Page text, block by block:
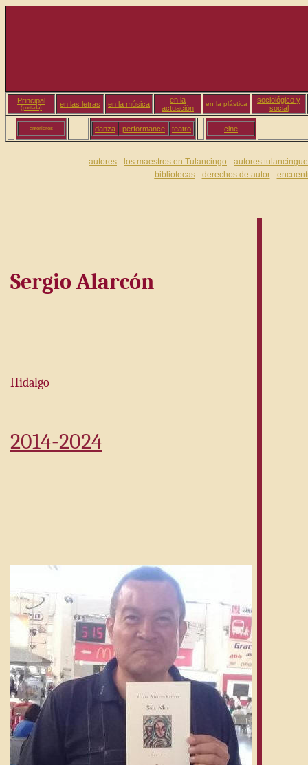
Principal
(portada) en las letras en la música
en la
actuación
en la plástica
sociológico y
social
anteriores danza performance teatro cine
autores - los maestros en Tulancingo - autores
bibliotecas- derechos de autor-
Sergio Alarcón
Hidalgo
2014-2024